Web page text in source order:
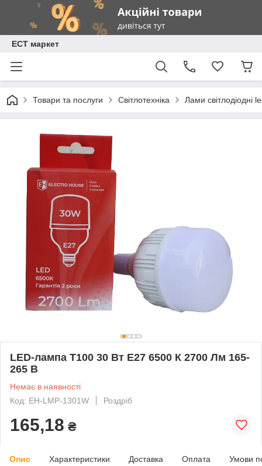
ЕСТ маркет
Товари та послуги Світлотехніка Лами світлодіодні
LED-лампа Т100 30 Вт E27 6500 К 2700 Лм 165-
265 В
Немає в наявності
Код: EH-LMP-1301W
Роздріб
165,18 ₴
Опис Характеристики Доставка Оплата Умови